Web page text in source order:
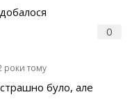
0
роки тому
було, але